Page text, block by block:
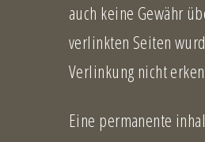
auch keine Gewähr
verlinkten Seiten
Verlinkung nicht
Eine permanente